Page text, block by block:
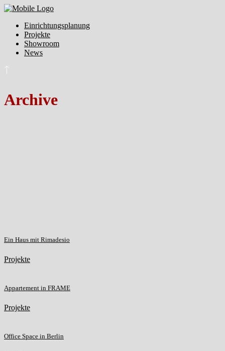
Einrichtungsplanung
Projekte
Showroom
News
Archive
Ein Haus mit Rimadesio
Projekte
Appartement in FRAME
Projekte
Office Space in Berlin